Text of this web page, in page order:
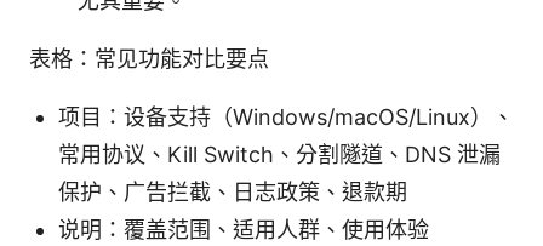
表格：常见功能对比要点
项目：设备支持（Windows/macOS/Linux）、
常用协议、Kill Switch、分割隧道、DNS 泄漏
保护、广告拦截、日志政策、退款期
说明：覆盖范围、适用人群、使用体验